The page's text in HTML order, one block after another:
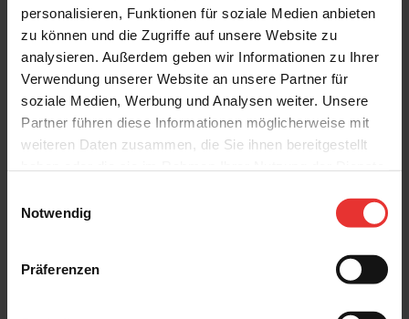
personalisieren, Funktionen für soziale Medien anbieten
zu können und die Zugriffe auf unsere Website zu
analysieren. Außerdem geben wir Informationen zu Ihrer
Verwendung unserer Website an unsere Partner für
soziale Medien, Werbung und Analysen weiter. Unsere
Partner führen diese Informationen möglicherweise mit
weiteren Daten zusammen, die Sie ihnen bereitgestellt
Notwendig
Präferenzen
Weitere Produkte aus der Serie
New Poitiers